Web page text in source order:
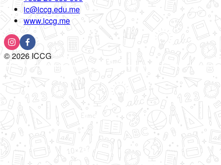
ic@iccg.edu.me
www.iccg.me
©2026ICCG